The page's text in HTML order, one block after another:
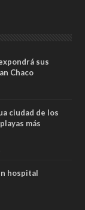
sus
Chaco
ciudad de los
más
hospital